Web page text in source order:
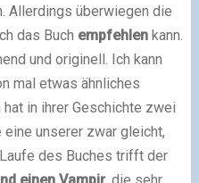
Allerdings überwiegen die
das Buch empfehlenkann.
und originell. Ich kann
mal etwas ähnliches
in ihrer Geschichte zwei
unserer zwar gleicht,
des Buches trifft der